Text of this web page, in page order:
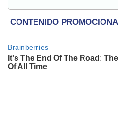
internacional; tendencias,